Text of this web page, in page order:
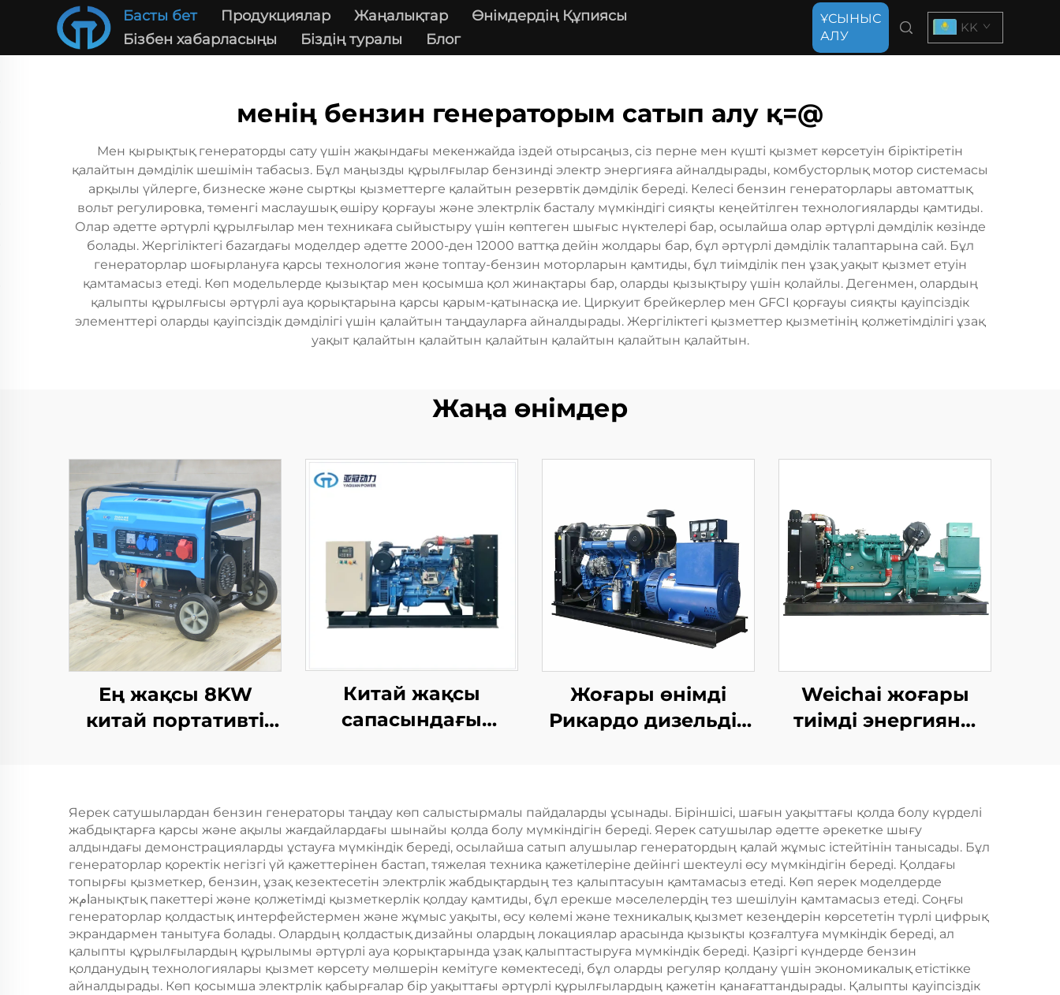
Басты бет Продукциялар Жаңалықтар
Өнімдердің Құпиясы
Бізбен хабарласыңы
Біздің туралы Блог
ҰСЫНЫС
АЛУ
KK
менің бензин генераторым сатып алу қ=@
Мен қырықтық генераторды сату үшін жақындағы мекенжайда іздей отырсаңыз, сіз перне мен күшті қызмет көрсетуін біріктіретін
қалайтын дәмділік шешімін табасыз. Бұл маңызды құрылғылар бензинді электр энергияға айналдырады, комбусторлық мотор системасы
арқылы үйлерге, бизнеске және сыртқы қызметтерге қалайтын резервтік дәмділік береді. Келесі бензин генераторлары автоматтық
вольт регулировка, төменгі маслаушық өшіру қорғауы және электрлік басталу мүмкіндігі сияқты кеңейтілген технологияларды қамтиды.
Олар әдетте әртүрлі құрылғылар мен техникаға сыйыстыру үшін көптеген шығыс нүктелері бар, осылайша олар әртүрлі дәмділік көзінде
болады. Жергіліктегі бazarдағы моделдер әдетте 2000-ден 12000 ваттқа дейін жолдары бар, бұл әртүрлі дәмділік талаптарына сай. Бұл
генераторлар шоғырлануға қарсы технология және топтау-бензин моторларын қамтиды, бұл тиімділік пен ұзақ уақыт қызмет етуін
қамтамасыз етеді. Көп модельлерде қызықтар мен қосымша қол жинақтары бар, оларды қызықтыру үшін қолайлы. Дегенмен, олардың
қалыпты құрылғысы әртүрлі ауа қорықтарына қарсы қарым-қатынасқа ие. Циркуит брейкерлер мен GFCI қорғауы сияқты қауіпсіздік
элементтері оларды қауіпсіздік дәмділігі үшін қалайтын таңдауларға айналдырады. Жергіліктегі қызметтер қызметінің қолжетімділігі ұзақ
уақыт қалайтын қалайтын қалайтын қалайтын қалайтын қалайтын.
Жаңа өнімдер
Ең жақсы 8KW
китай портативті
выводының ішкі
құрылымында
двигун
Китай жақсы
сапасындағы
өндіру
генератордық
тікелей қосымша
Жоғары өнімді
Рикардо дизельдік
және тікелей сату
Weichai жоғары
тиімді энергияны
генератор жинағы
Яерек сатушылардан бензин генераторы таңдау көп салыстырмалы пайдаларды ұсынады. Біріншісі, шағын уақыттағы қолда болу күрделі
жабдықтарға қарсы және ақылы жағдайлардағы шынайы қолда болу мүмкіндігін береді. Яерек сатушылар әдетте әрекетке шығу
алдындағы демонстрацияларды ұстауға мүмкіндік береді, осылайша сатып алушылар генератордың қалай жұмыс істейтінін танысады. Бұл
генераторлар қоректік негізгі үй қажеттерінен бастап, тяжелая техника қажетілеріне дейінгі шектеулі өсу мүмкіндігін береді. Қолдағы
топырғы қызметкер, бензин, ұзақ кезектесетін электрлік жабдықтардың тез қалыптасуын қамтамасыз етеді. Көп яерек моделдерде
жامанықтық пакеттері және қолжетімді қызметкерлік қолдау қамтиды, бұл ерекше мәселелердің тез шешілуін қамтамасыз етеді. Соңғы
генераторлар қолдастық интерфейстермен және жұмыс уақыты, өсу көлемі және техникалық қызмет кезеңдерін көрсететін түрлі цифрық
экрандармен танытуға болады. Олардың қолдастық дизайны олардың локациялар арасында қызықты қозғалтуға мүмкіндік береді, ал
қалыпты құрылғылардың құрылымы әртүрлі ауа қорықтарында ұзақ қалыптастыруға мүмкіндік береді. Қазіргі күндерде бензин
қолданудың технологиялары қызмет көрсету мөлшерін кемітуге көмектеседі, бұл оларды регуляр қолдану үшін экономикалық етістікке
айналдырады. Көп қосымша электрлік қабырғалар бір уақыттағы әртүрлі құрылғылардың қажетін қанағаттандырады. Қалыпты қауіпсіздік